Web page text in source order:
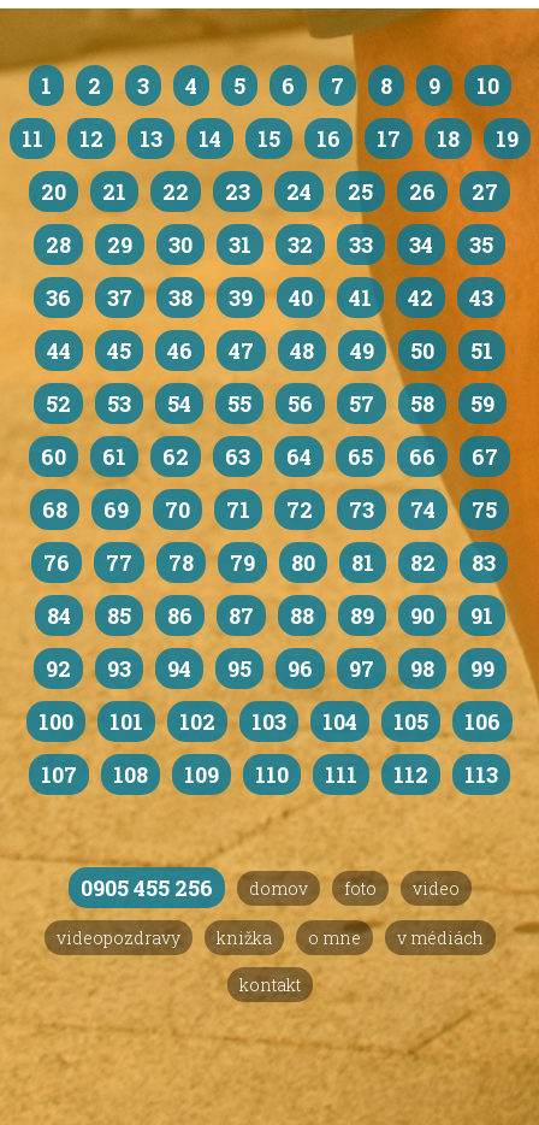
1 2 3 4 5 6 7 8 9
10
11
12 13 14 15 16 17 18
19
20
21 22 23 24 25 26
27
28
29 30 31 32 33 34
35
36
37 38 39 40 41 42
43
44
45 46 47 48 49 50
51
52
53 54 55 56 57 58
59
60
61 62 63 64 65 66
67
68
69 70 71 72 73 74
75
76
77 78 79 80 81 82
83
84
85 86 87 88 89 90
91
92
93 94 95 96 97 98
99
100
101 102 103 104 105
106
107
108 109 110 111 112 113
0905 455 256 domov foto video
videopozdravy knižka o mne v médiách
kontakt